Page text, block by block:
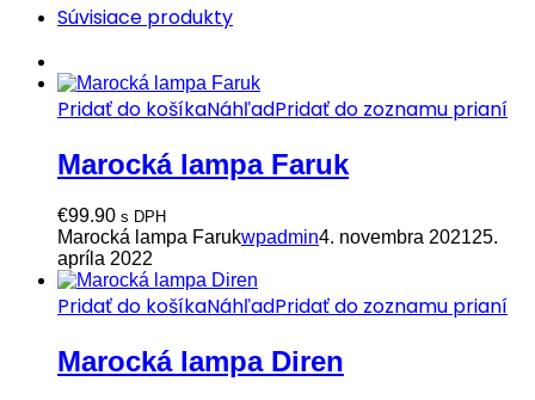
Súvisiace produkty
Pridať do košíkaNáhľadPridať do zoznamu prianí
Marocká lampa Faruk
€99.90 s DPH
Marocká lampa Farukwpadmin4. novembra 202125.
apríla 2022
Pridať do košíkaNáhľadPridať do zoznamu prianí
Marocká lampa Diren